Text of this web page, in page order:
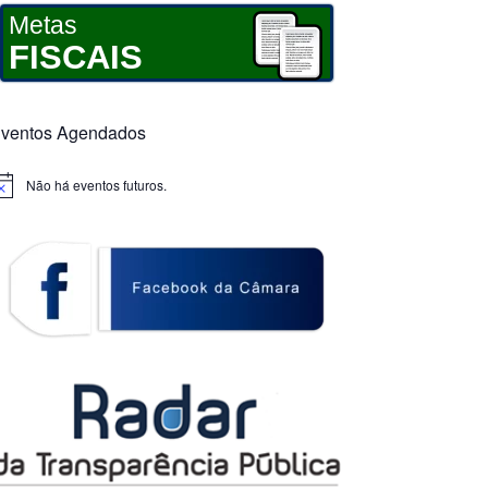
Metas
FISCAIS
Agendados
Não há eventos futuros.